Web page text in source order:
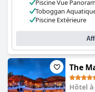
Piscine Vue
Toboggan
Piscine Extérieure
The
Hôtel à